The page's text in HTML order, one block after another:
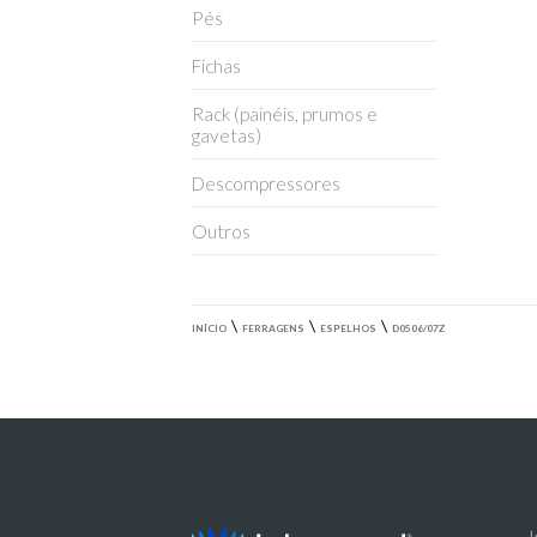
Pés
Fichas
Rack (painéis, prumos e
gavetas)
Descompressores
Outros
INÍCIO \ FERRAGENS \ ESPELHOS \ D0506/07Z